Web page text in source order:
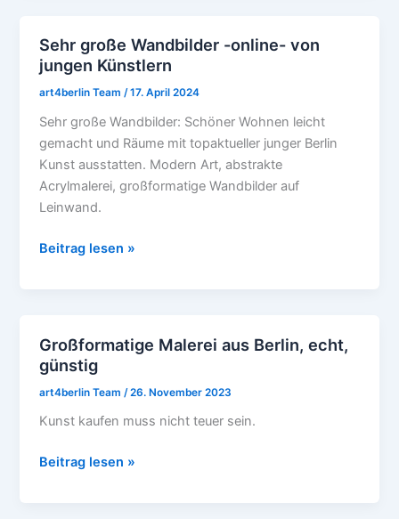
Sehr große Wandbilder -online- von
jungen Künstlern
art4berlin Team/17. April 2024
Sehr große Wandbilder: Schöner Wohnen leicht
gemacht und Räume mit topaktueller junger Berlin
Kunst ausstatten. Modern Art, abstrakte
Acrylmalerei, großformatige Wandbilder auf
Leinwand.
Sehr
große
Wandbilder
online-
von
jungen
Künstlern
Beitrag lesen »
Großformatige Malerei aus Berlin, echt,
günstig
art4berlin Team /26. November 2023
Kunst kaufen muss nicht teuer sein.
Großformatige
Malerei
aus
echt,
Beitrag lesen »